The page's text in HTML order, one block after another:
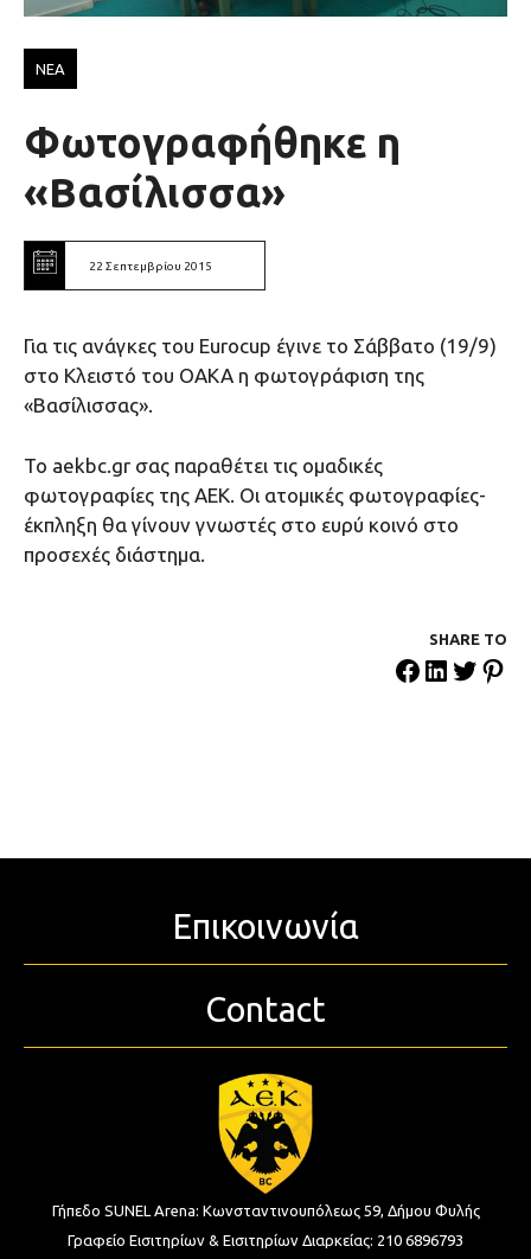
ΝΕΑ
Φωτογραφήθηκε η
«Βασίλισσα»
22 Σεπτεμβρίου 2015
Για τις ανάγκες του Eurocup έγινε το Σάββατο (19/9)
στο Κλειστό του ΟΑΚΑ η φωτογράφιση της
«Βασίλισσας».
Το aekbc.gr σας παραθέτει τις ομαδικές
φωτογραφίες της ΑΕΚ. Οι ατομικές φωτογραφίες-
έκπληξη θα γίνουν γνωστές στο ευρύ κοινό στο
προσεχές διάστημα.
SHARE ΤΟ
Επικοινωνία
Contact
Γήπεδο SUNEL Arena: Κωνσταντινουπόλεως 59, Δήμου Φυλής
Γραφείο Εισιτηρίων & Εισιτηρίων Διαρκείας: 210 6896793